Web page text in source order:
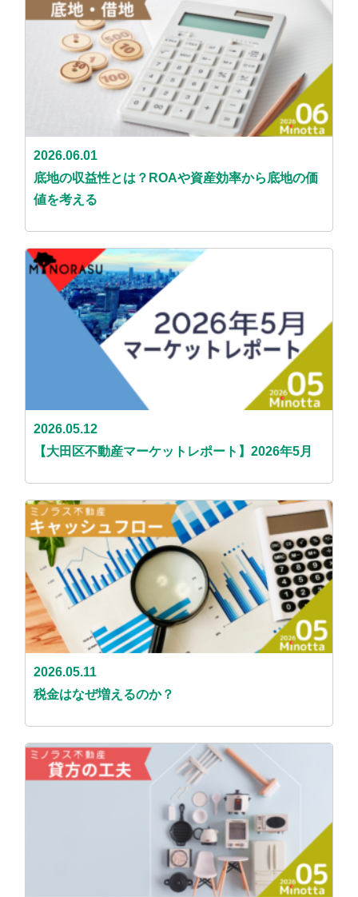
2026.06.01
底地の収益性とは？ROAや資産効率から底地の価
値を考える
2026.05.12
【大田区不動産マーケットレポート】2026年5月
2026.05.11
税金はなぜ増えるのか？